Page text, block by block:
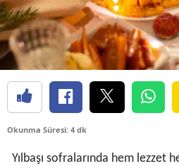
Okunma Süresi: 4 dk
Yılbaşı sofralarında hem lezzet